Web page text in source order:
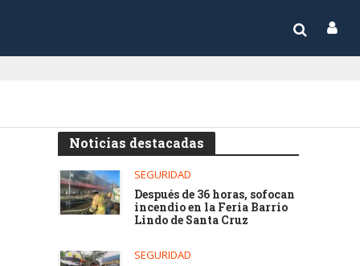
Noticias destacadas
SEGURIDAD
Después de 36 horas, sofocan
incendio en la Feria Barrio
Lindo de Santa Cruz
SEGURIDAD